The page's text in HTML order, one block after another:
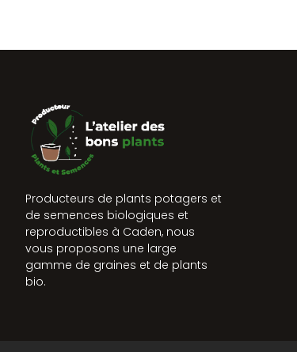
Producteurs de plants potagers et
de semences biologiques et
reproductibles à Caden, nous
vous proposons une large
gamme de graines et de plants
bio.